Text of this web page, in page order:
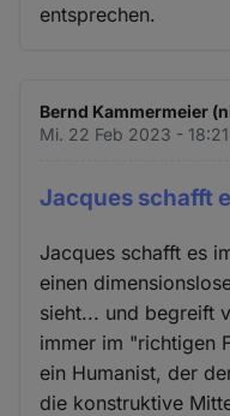
entsprechen.
Bernd Kammermeier
Mi. 22 Feb 2023 - 18:21
Jacques schafft
Jacques schafft es
einen
sieht... und begreift
immer im "richtigen
ein Humanist, der
die konstruktive